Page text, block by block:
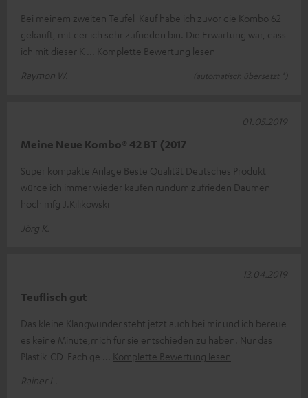
Bei meinem zweiten Teufel-Kauf habe ich zuvor die Kombo 62
gekauft, mit der ich sehr zufrieden bin. Die Erwartung war, dass
ich mit dieser K
Komplette Bewertung lesen
Raymon W.
(automatisch übersetzt *)
Meine Neue Kombo® 42 BT (2017
Super kompakte Anlage Beste Qualität Deutsches Produkt
würde ich immer wieder kaufen rundum zufrieden Daumen
hoch mfg J.Kilikowski
Jörg K.
01.05.2019
Teuflisch gut
Das kleine Klangwunder steht jetzt auch bei mir und ich bereue
es keine Minute,mich für sie entschieden zu haben. Nur das
Plastik-CD-Fach ge
Komplette Bewertung lesen
Rainer L.
13.04.2019